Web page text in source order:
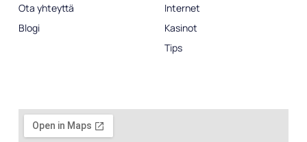
Ota yhteyttä
Blogi
Internet
Kasinot
Tips